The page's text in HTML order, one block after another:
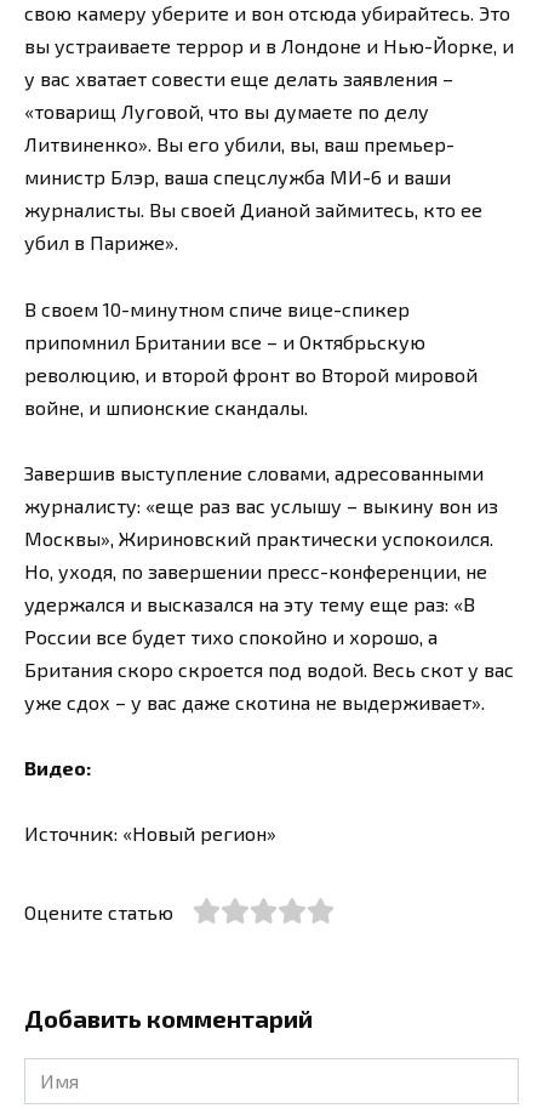
свою камеру уберите и вон отсюда убирайтесь. Это
вы устраиваете террор и в Лондоне и Нью-Йорке, и
у вас хватает совести еще делать заявления –
«товарищ Луговой, что вы думаете по делу
Литвиненко». Вы его убили, вы, ваш премьер-
министр Блэр, ваша спецслужба МИ-6 и ваши
журналисты. Вы своей Дианой займитесь, кто ее
убил в Париже».
В своем 10-минутном спиче вице-спикер
припомнил Британии все – и Октябрьскую
революцию, и второй фронт во Второй мировой
войне, и шпионские скандалы.
Завершив выступление словами, адресованными
журналисту: «еще раз вас услышу – выкину вон из
Москвы», Жириновский практически успокоился.
Но, уходя, по завершении пресс-конференции, не
удержался и высказался на эту тему еще раз: «В
России все будет тихо спокойно и хорошо, а
Британия скоро скроется под водой. Весь скот у вас
уже сдох – у вас даже скотина не выдерживает».
Видео:
Источник: «Новый регион»
Оцените статью
Добавить комментарий
Имя
*